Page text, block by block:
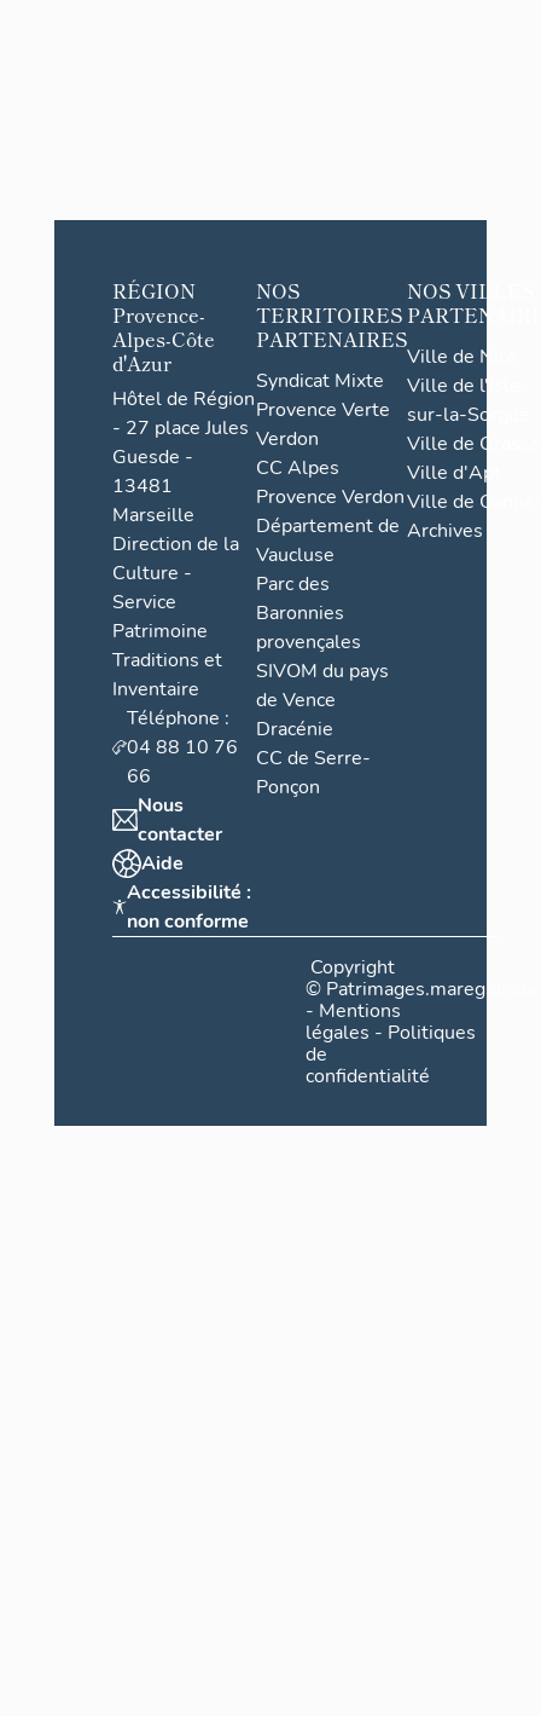
RÉGION
Provence-
Alpes-Côte
d'Azur
Hôtel de Région
- 27 place Jules
Guesde -
13481
Marseille
Direction de la
Culture -
Service
Patrimoine
Traditions et
Inventaire
Téléphone :
04 88 10 76
66
Nous
contacter
Aide
Accessibilité :
non conforme
NOS
TERRITOIRES
PARTENAIRES
Syndicat Mixte
Provence Verte
Verdon
CC Alpes
Provence Verdon
Département de
Vaucluse
Parc des
Baronnies
provençales
SIVOM du pays
de Vence
Dracénie
CC de Serre-
Ponçon
NOS VILLES
Ville de Nice
Ville de l'Isle-
sur-la-Sorgue
Ville de Grasse
Ville d'Apt
Ville de
Archives
Copyright
©
- Mentions
légales - Politiques
de
confidentialité